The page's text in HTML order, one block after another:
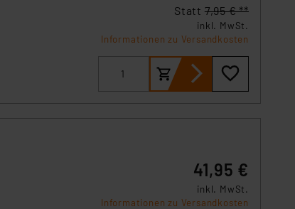
Statt 7,95 € **
inkl. MwSt.
Informationen zu Versandkosten
41,95 €
inkl. MwSt.
Informationen zu Versandkosten